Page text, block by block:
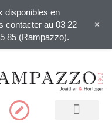
disponibles en
contacter au 03 22
85 (Rampazzo).
+